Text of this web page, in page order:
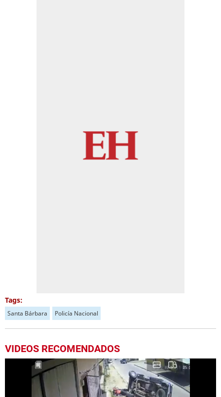
Tags:
Santa Bárbara Policía Nacional
VIDEOS RECOMENDADOS